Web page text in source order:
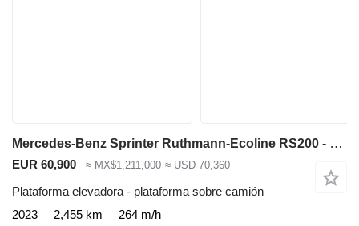
Mercedes-Benz Sprinter Ruthmann-Ecoline RS200 - 20m - 250 kg
EUR 60,900 ≈ MX$1,211,000 ≈ USD 70,360
Plataforma elevadora - plataforma sobre camión
2023
2,455 km
264 m/h